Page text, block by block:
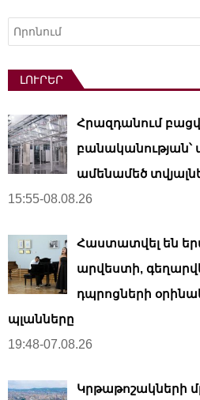
Որոնել
ԼՈՒՐԵՐ
Հրազդանում
ամենամեծ
15:55-08.08.26
Հաստատվել են
արվեստի,
դպրոցների
պլանները
19:48-07.08.26
Կրթաթոշակների